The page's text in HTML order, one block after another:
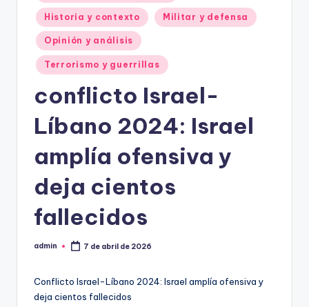
Historia y contexto Militar y defensa
Opinión y análisis
Terrorismo y guerrillas
conflicto Israel-
Líbano 2024: Israel
amplía ofensiva y
deja cientos
fallecidos
Publicado
admin 7 de abril de 2026
Conflicto Israel-Líbano 2024: Israel amplía ofensiva y
deja cientos fallecidos